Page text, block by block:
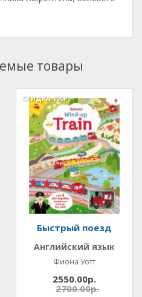
товары
Быстрый поезд
Английский язык
Фиона Уотт
СКИДКА150Р.
2550.00р.
2700.00р.